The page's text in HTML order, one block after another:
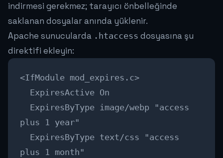
indirmesi gerekmez; tarayıcı önbelleğinde
saklanan dosyalar anında yüklenir.
Apache sunucularda .htaccess dosyasına şu
direktifi ekleyin:
<IfModule mod_expires.c>
ExpiresActive On
ExpiresByType image/webp "access
plus 1 year"
ExpiresByType text/css "access
plus 1 month"